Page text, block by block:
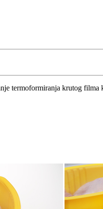
termoformiranja krutog